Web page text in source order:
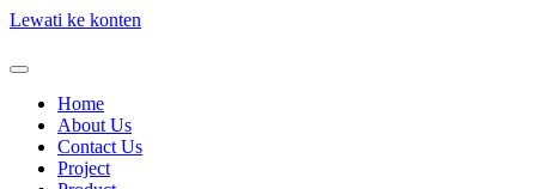
Lewati ke konten
Home
About Us
Contact Us
Project